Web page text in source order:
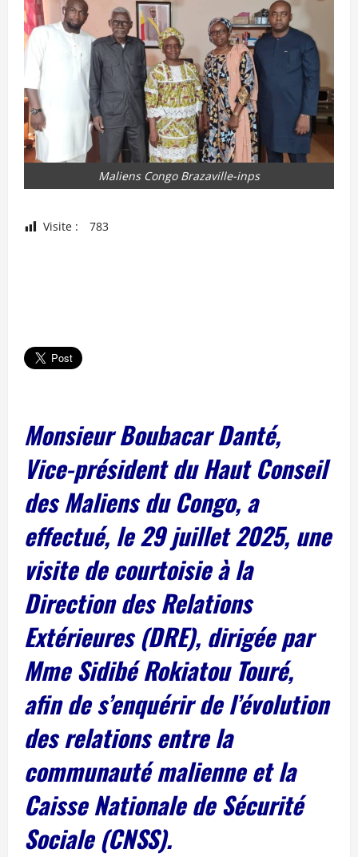
Maliens Congo Brazaville-inps
Visite : 783
Monsieur Boubacar Danté,
Vice-président du Haut Conseil
des Maliens du Congo, a
effectué, le 29 juillet 2025, une
visite de courtoisie à la
Direction des Relations
Extérieures (DRE), dirigée par
Mme Sidibé Rokiatou Touré,
afin de s’enquérir de l’évolution
des relations entre la
communauté malienne et la
Caisse Nationale de Sécurité
Sociale (CNSS).